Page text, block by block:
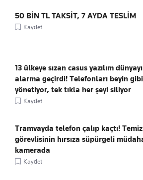
50 BİN TL TAKSİT, 7 AYDA TESLİM
Kaydet
13 ülkeye sızan casus yazılım dünyayı
alarma geçirdi! Telefonları beyin gibi
yönetiyor, tek tıkla her şeyi siliyor
Kaydet
Tramvayda telefon çalıp kaçtı!
görevlisinin hırsıza süpürgeli
kamerada
Kaydet